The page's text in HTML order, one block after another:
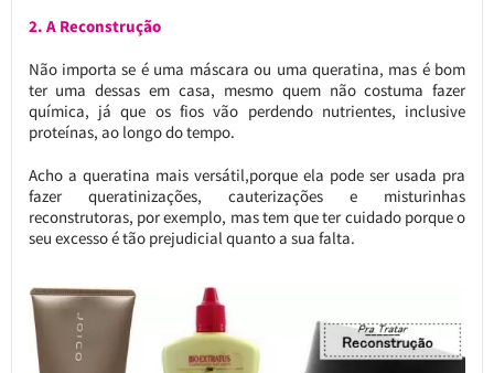
2. A Reconstrução
Não importa se é uma máscara ou uma queratina, mas é bom
ter uma dessas em casa, mesmo quem não costuma fazer
química, já que os fios vão perdendo nutrientes, inclusive
proteínas, ao longo do tempo.
Acho a queratina mais versátil,porque ela pode ser usada pra
fazer queratinizações, cauterizações e misturinhas
reconstrutoras, por exemplo, mas tem que ter cuidado porque o
seu excesso é tão prejudicial quanto a sua falta.